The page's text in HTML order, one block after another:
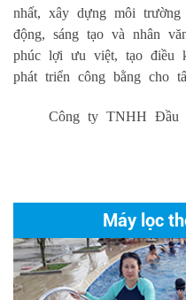
nhất, xây dựng môi trường
động, sáng tạo và nhân
phúc lợi ưu việt, tạo điều
phát triển công bằng cho
Công ty TNHH Đầu
Máy lọc